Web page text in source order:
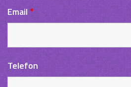
Email*
Telefon